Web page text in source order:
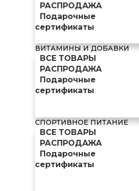
РАСПРОДАЖА
Подарочные
сертификаты
ВИТАМИНЫ И ДОБАВКИ
ВСЕ ТОВАРЫ
РАСПРОДАЖА
Подарочные
сертификаты
СПОРТИВНОЕ ПИТАНИЕ
ВСЕ ТОВАРЫ
РАСПРОДАЖА
Подарочные
сертификаты